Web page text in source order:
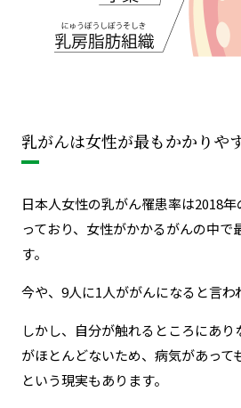
乳がんは女性が最もかかりや
日本人女性の乳がん罹患率は2018
っており、 女性がかかるがんの中で
す。
今や、9人に1人ががんになると言わ
しかし、自分が触れるところにあり
がほとんどないため、病気があって
という現実もあります。